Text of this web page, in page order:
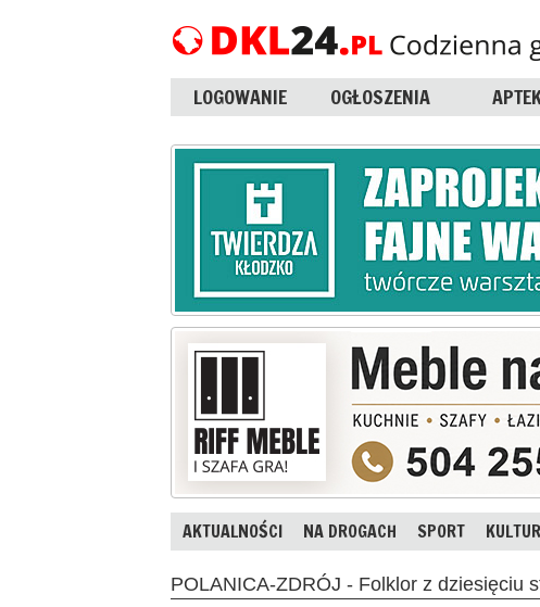
LOGOWANIE OGŁOSZENIA
AKTUALNOŚCI NA DROGACH SPORT
POLANICA-ZDRÓJ - Folklor z dziesięciu